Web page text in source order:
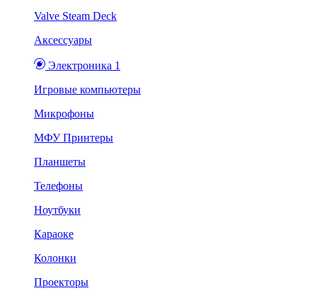
Valve Steam Deck
Аксессуары
Электроника 1
Игровые компьютеры
Микрофоны
МФУ Принтеры
Планшеты
Телефоны
Ноутбуки
Караоке
Колонки
Проекторы